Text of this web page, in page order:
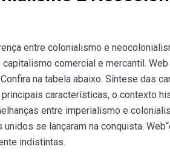
entre colonialismo e
comercial e mercantil.
na tabela abaixo. Síntese das
características, o contexto
entre imperialismo e
se lançaram na conquista.
indistintas.